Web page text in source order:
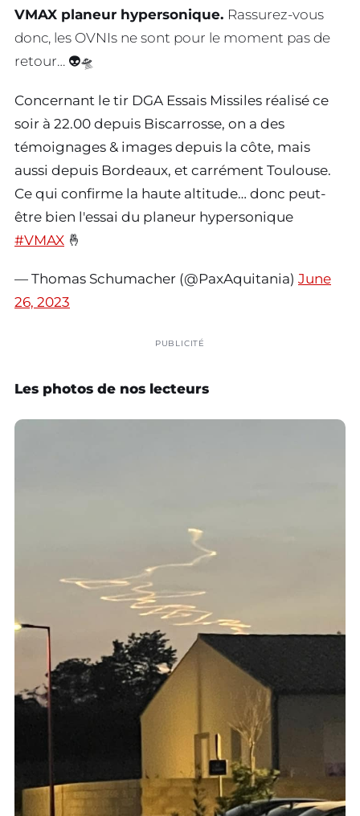
VMAX planeur hypersonique. Rassurez-vous
donc, les OVNIs ne sont pour le moment pas de
retour… 👽🛸
Concernant le tir DGA Essais Missiles réalisé ce
soir à 22.00 depuis Biscarrosse, on a des
témoignages & images depuis la côte, mais
aussi depuis Bordeaux, et carrément Toulouse.
Ce qui confirme la haute altitude… donc peut-
être bien l'essai du planeur hypersonique
#VMAX 🤞
— Thomas Schumacher (@PaxAquitania) June
26, 2023
PUBLICITÉ
Les photos de nos lecteurs